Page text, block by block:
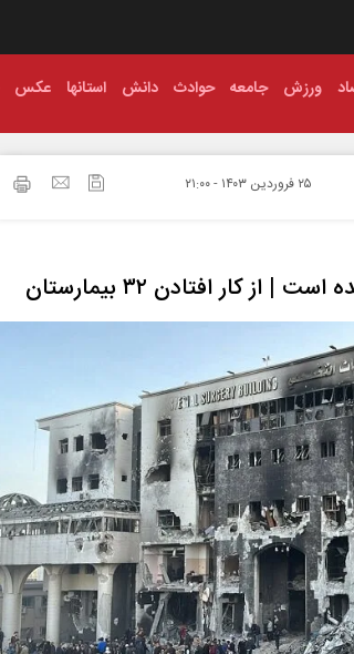
ورزش جامعه حوادث دانش استانها عکس
۲۵ فروردين ۱۴۰۳ - ۲۱:۰۰
کار افتادن ۳۲ بیمارستان